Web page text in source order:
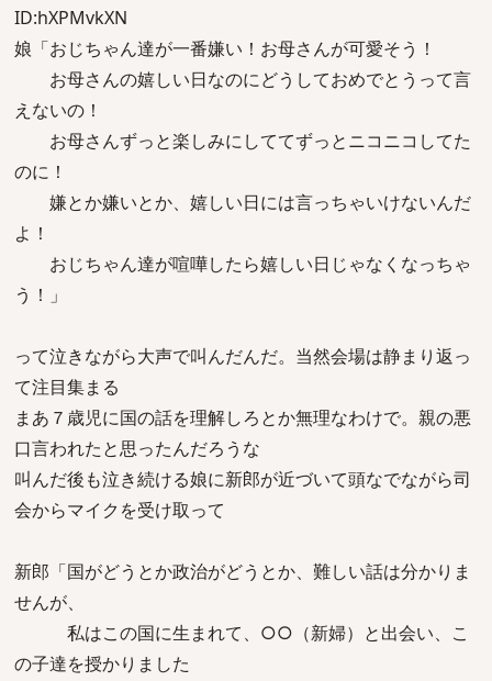
ID:hXPMvkXN
娘「おじちゃん達が一番嫌い！お母さんが可愛そう！
お母さんの嬉しい日なのにどうしておめでとうって言
えないの！
お母さんずっと楽しみにしててずっとニコニコしてた
のに！
嫌とか嫌いとか、嬉しい日には言っちゃいけないんだ
よ！
おじちゃん達が喧嘩したら嬉しい日じゃなくなっちゃ
う！」
って泣きながら大声で叫んだんだ。当然会場は静まり返っ
て注目集まる
まあ７歳児に国の話を理解しろとか無理なわけで。親の悪
口言われたと思ったんだろうな
叫んだ後も泣き続ける娘に新郎が近づいて頭なでながら司
会からマイクを受け取って
新郎「国がどうとか政治がどうとか、難しい話は分かりま
せんが、
私はこの国に生まれて、○○（新婦）と出会い、こ
の子達を授かりました